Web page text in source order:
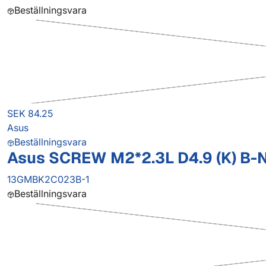
Beställningsvara
SEK 84.25
Asus
Beställningsvara
Asus SCREW M2*2.3L D4.9 (K) B-
13GMBK2C023B-1
Beställningsvara